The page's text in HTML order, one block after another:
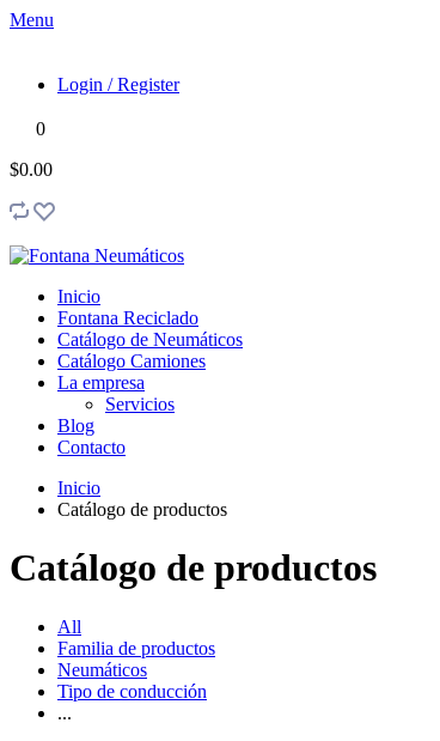
Menu
Login / Register
0
$0.00
Inicio
Fontana Reciclado
Catálogo de Neumáticos
Catálogo Camiones
La empresa
Servicios
Blog
Contacto
Inicio
Catálogo de productos
Catálogo de productos
All
Familia de productos
Neumáticos
Tipo de conducción
...